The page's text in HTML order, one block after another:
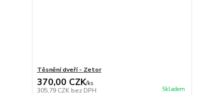
Těsnění dveří - Zetor
370,00 CZK/ks
305,79 CZK bez DPH Skladem